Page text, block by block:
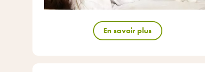
En savoir plus